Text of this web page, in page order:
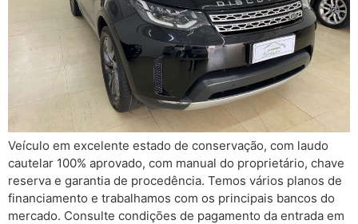
Veículo em excelente estado de conservação, com laudo
cautelar 100% aprovado, com manual do proprietário, chave
reserva e garantia de procedência. Temos vários planos de
financiamento e trabalhamos com os principais bancos do
mercado. Consulte condições de pagamento da entrada em